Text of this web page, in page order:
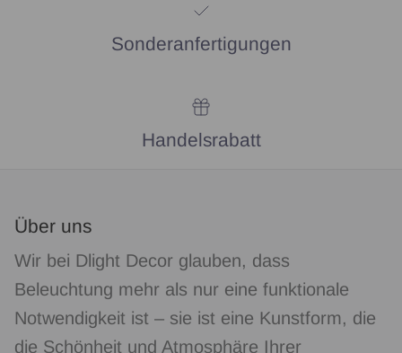
Sonderanfertigungen
Handelsrabatt
Über uns
Wir bei Dlight Decor glauben, dass
Beleuchtung mehr als nur eine funktionale
Notwendigkeit ist – sie ist eine Kunstform, die
die Schönheit und Atmosphäre Ihrer